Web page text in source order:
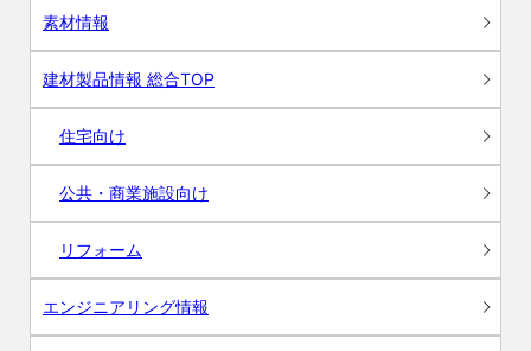
素材情報
建材製品情報 総合TOP
住宅向け
公共・商業施設向け
リフォーム
エンジニアリング情報